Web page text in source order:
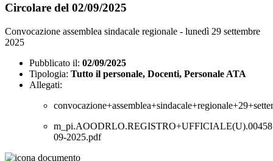
Circolare del 02/09/2025
Convocazione assemblea sindacale regionale - lunedì 29 settembre
2025
Pubblicato il: 02/09/2025
Tipologia: Tutto il personale, Docenti, Personale ATA
Allegati:
09-2025.pdf